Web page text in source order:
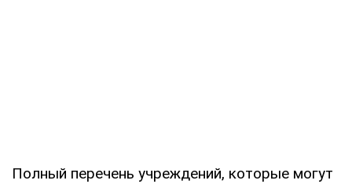
Полный перечень учреждений, которые могут